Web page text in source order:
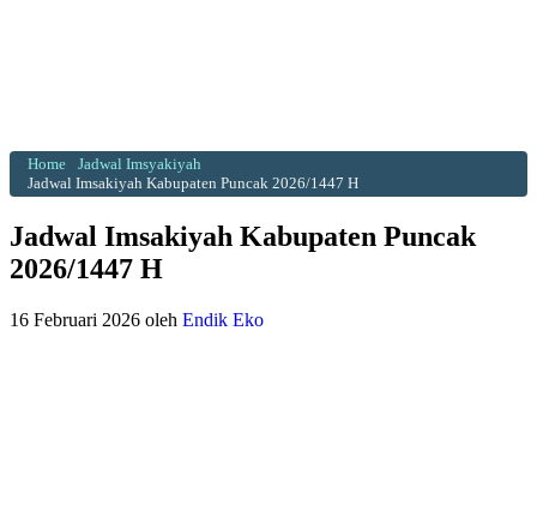
Home
Jadwal Imsyakiyah
Jadwal Imsakiyah Kabupaten Puncak 2026/1447 H
Jadwal Imsakiyah Kabupaten Puncak
2026/1447 H
16 Februari 2026 oleh Endik Eko